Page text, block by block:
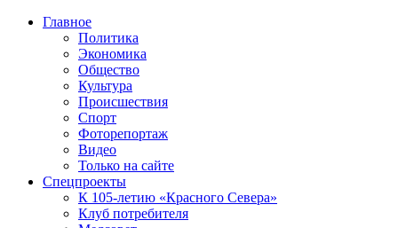
Главное
Политика
Экономика
Общество
Культура
Происшествия
Спорт
Фоторепортаж
Видео
Только на сайте
Спецпроекты
К 105-летию «Красного Севера»
Клуб потребителя